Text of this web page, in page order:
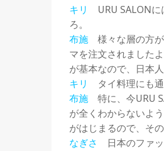
キリ
URU SALON
ろ。
布施 様々な層の方
マを注文されました
が基本なので、日本
キリ
タイ料理にも
布施 特に、今URU
が全くわからないよ
がはじまるので、そ
なぎさ
日本のファ